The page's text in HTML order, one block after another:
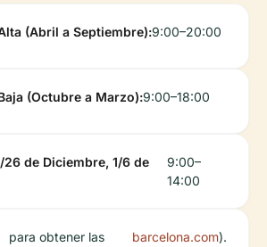
(Abril a Septiembre):9:00–20:00
(Octubre a Marzo):9:00–18:00
de Diciembre, 1/6 de
9:00–
14:00
para obtener las
barcelona.com).